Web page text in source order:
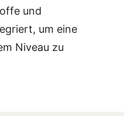
und
um eine
Niveau zu